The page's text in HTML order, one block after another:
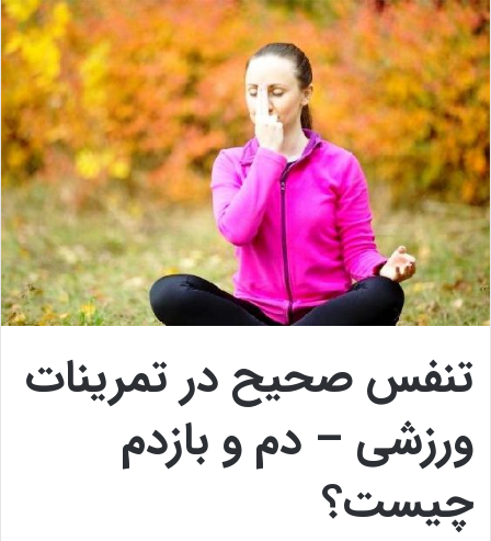
تنفس صحیح در تمرینات
ورزشی – دم و بازدم
چیست؟